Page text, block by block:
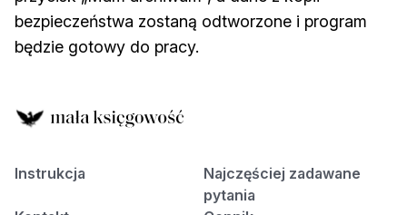
bezpieczeństwa zostaną odtworzone i program
będzie gotowy do pracy.
Instrukcja
Najczęściej zadawane
pytania